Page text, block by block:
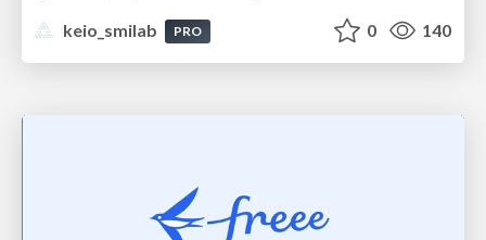
keio_smilab
PRO 0 140